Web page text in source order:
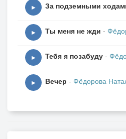
▶ За подземными
▶ Ты меня не жди -
▶ Тебя я позабуду -
▶ Вечер - Фёдорова